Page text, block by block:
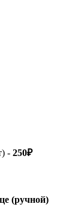
- 250₽
(ручной)